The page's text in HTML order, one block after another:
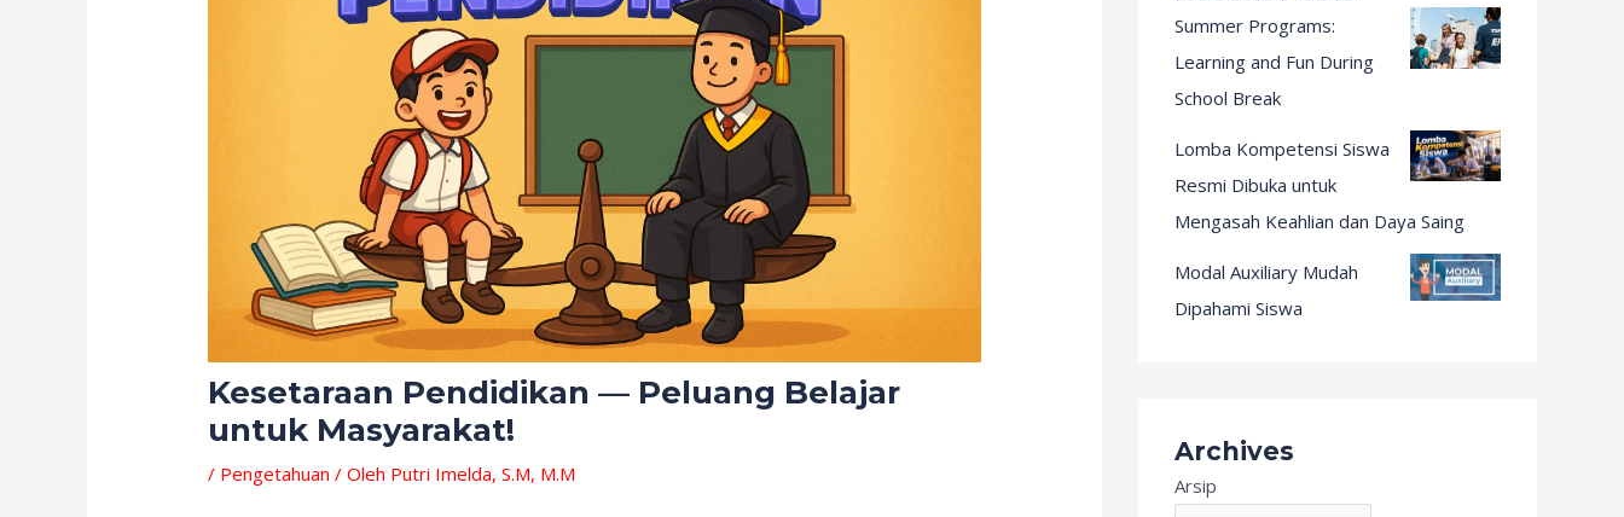
Kesetaraan Pendidikan — Peluang Belajar
untuk Masyarakat!
/ Pengetahuan / Oleh Putri Imelda, S.M, M.M
Summer Programs:
Learning and Fun During
School Break
Lomba Kompetensi Siswa
Resmi Dibuka untuk
Mengasah Keahlian dan Daya Saing
Modal Auxiliary Mudah
Dipahami Siswa
Archives
Arsip